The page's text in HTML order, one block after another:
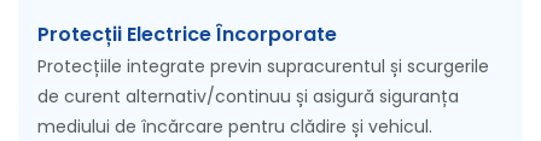
Protecții Electrice Încorporate
Protecțiile integrate previn supracurentul și scurgerile
de curent alternativ/continuu și asigură siguranța
mediului de încărcare pentru clădire și vehicul.